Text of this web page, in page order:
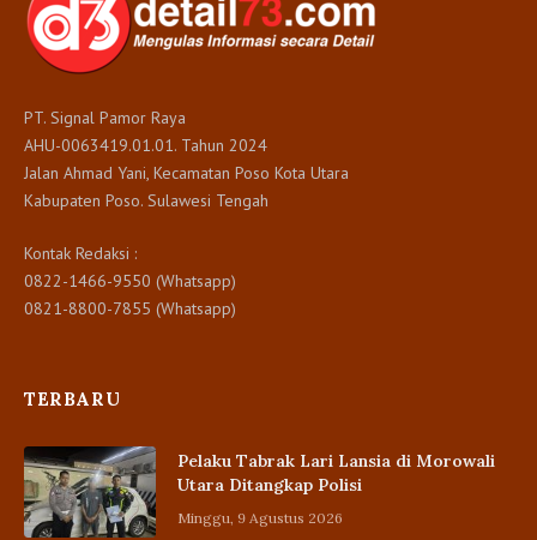
PT. Signal Pamor Raya
AHU-0063419.01.01. Tahun 2024
Jalan Ahmad Yani, Kecamatan Poso Kota Utara
Kabupaten Poso. Sulawesi Tengah
Kontak Redaksi :
0822-1466-9550 (Whatsapp)
0821-8800-7855 (Whatsapp)
TERBARU
Pelaku Tabrak Lari Lansia di Morowali
Utara Ditangkap Polisi
Minggu, 9 Agustus 2026